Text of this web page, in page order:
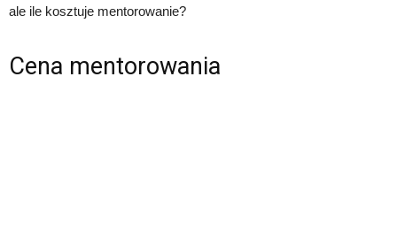
ale ile kosztuje mentorowanie?
Cena mentorowania